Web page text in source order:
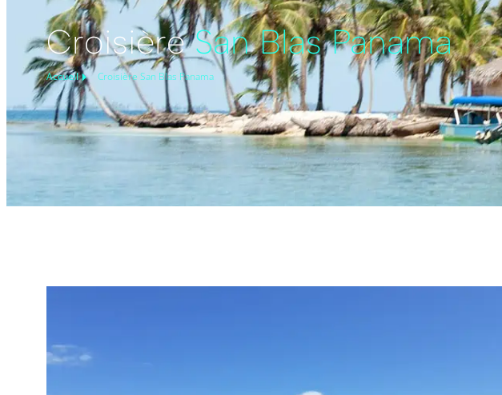
CroisièreSan Blas Panama
Accueil Croisière San Blas Panama